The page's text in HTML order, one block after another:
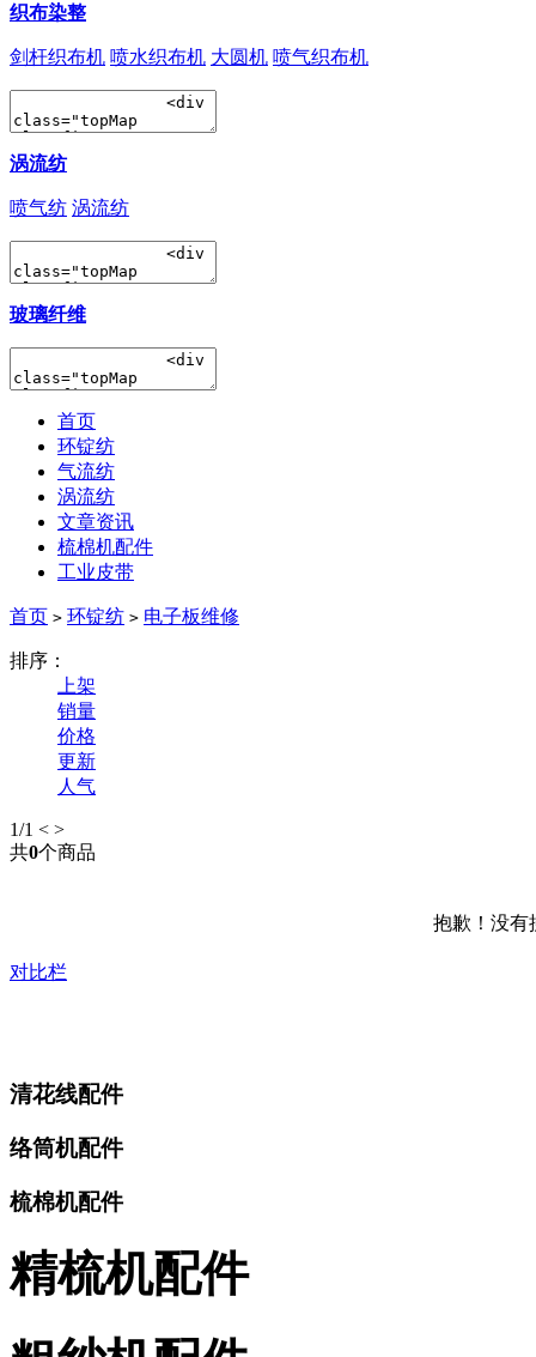
织布染整
剑杆织布机 喷水织布机 大圆机 喷气织布机
涡流纺
喷气纺 涡流纺
玻璃纤维
首页
环锭纺
气流纺
涡流纺
文章资讯
梳棉机配件
工业皮带
首页 > 环锭纺 > 电子板维修
排序：
上架
销量
价格
更新
人气
1/1 < >
共0个商品
抱歉！没
对比栏
清花线配件
络筒机配件
梳棉机配件
精梳机配件